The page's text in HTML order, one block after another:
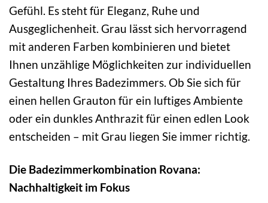
Gefühl. Es steht für Eleganz, Ruhe und
Ausgeglichenheit. Grau lässt sich hervorragend
mit anderen Farben kombinieren und bietet
Ihnen unzählige Möglichkeiten zur individuellen
Gestaltung Ihres Badezimmers. Ob Sie sich für
einen hellen Grauton für ein luftiges Ambiente
oder ein dunkles Anthrazit für einen edlen Look
entscheiden – mit Grau liegen Sie immer richtig.
Die Badezimmerkombination Rovana:
Nachhaltigkeit im Fokus